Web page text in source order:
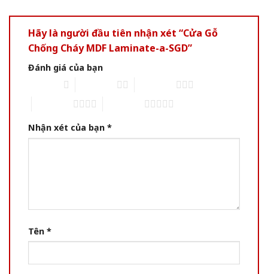
Hãy là người đầu tiên nhận xét “Cửa Gỗ
Chống Cháy MDF Laminate-a-SGD”
Đánh giá của bạn
Nhận xét của bạn *
Tên *